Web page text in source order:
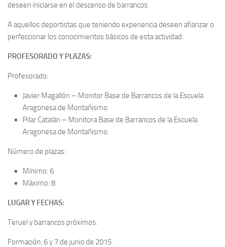
deseen iniciarse en el descenso de barrancos.
A aquellos deportistas que teniendo experiencia deseen afianzar o
perfeccionar los conocimientos básicos de esta actividad.
PROFESORADO Y PLAZAS:
Profesorado:
Javier Magallón – Monitor Base de Barrancos de la Escuela
Aragonesa de Montañismo.
Pilar Catalán – Monitora Base de Barrancos de la Escuela
Aragonesa de Montañismo.
Número de plazas:
Mínimo: 6
Máximo: 8
LUGAR Y FECHAS:
Teruel y barrancos próximos.
Formación: 6 y 7 de junio de 2015.